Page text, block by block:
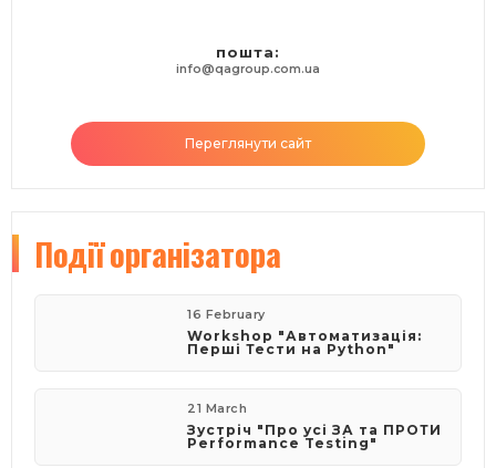
пошта:
info@qagroup.com.ua
Переглянути сайт
Подіїорганізатора
16 February
Workshop "Автоматизація:
Перші Тести на Python"
21 March
Зустріч "Про усі ЗА та ПРОТИ
Performance Testing"